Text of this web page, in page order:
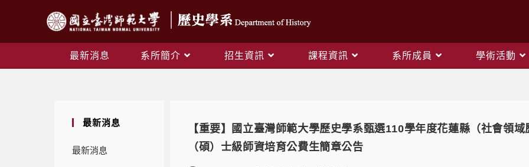
最新消息 系所簡介 招生資訊 課程資訊 系所成員
學術活動
最新消息
最新消息
【重要】國立臺灣師範大學歷史學系甄選110學年度花蓮縣（社會領
（碩）士級師資培育公費生簡章公告